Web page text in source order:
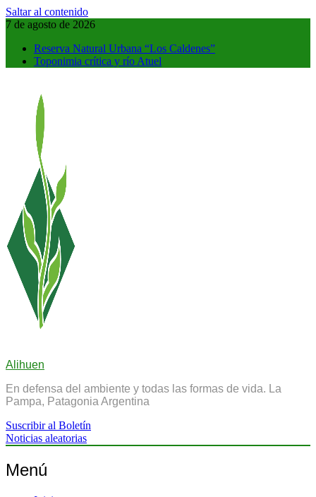
Saltar al contenido
7 de agosto de 2026
Reserva Natural Urbana “Los Caldenes”
Toponimia crítica y río Atuel
Alihuen
En defensa del ambiente y todas las formas de vida. La
Pampa, Patagonia Argentina
Suscribir al Boletín
Noticias aleatorias
Menú